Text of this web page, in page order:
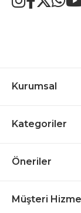
Kurumsal
Kategoriler
Öneriler
Müşteri